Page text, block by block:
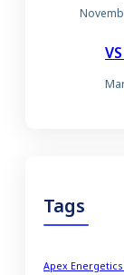
Tags
Apex